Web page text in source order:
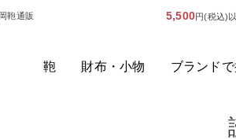
鞄通販 5,500円(税込)
鞄 財布・小物 ブランド